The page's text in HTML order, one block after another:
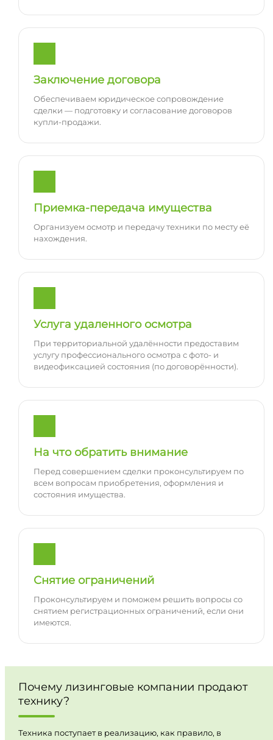
Заключение договора
Обеспечиваем юридическое сопровождение
сделки — подготовку и согласование договоров
купли-продажи.
Приемка-передача имущества
Организуем осмотр и передачу техники по месту её
нахождения.
Услуга удаленного осмотра
При территориальной удалённости предоставим
услугу профессионального осмотра с фото- и
видеофиксацией состояния (по договорённости).
На что обратить внимание
Перед совершением сделки проконсультируем по
всем вопросам приобретения, оформления и
состояния имущества.
Снятие ограничений
Проконсультируем и поможем решить вопросы со
снятием регистрационных ограничений, если они
имеются.
Почему лизинговые компании продают
технику?
Техника поступает в реализацию, как правило, в